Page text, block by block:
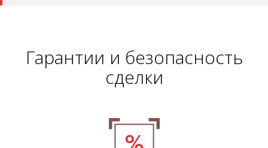
Гарантии и безопасность
сделки